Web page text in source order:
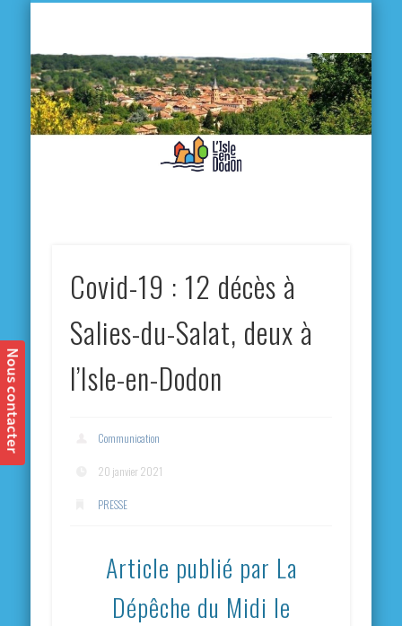
Covid-19 : 12 décès à
Salies-du-Salat, deux à
l’Isle-en-Dodon
Communication
20 janvier 2021
PRESSE
Article publié par La
Dépêche du Midi le